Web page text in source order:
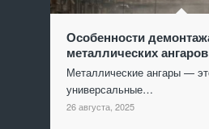
Особенности
металлических ангаров
Металлические ангары —
универсальные…
26 августа, 2025